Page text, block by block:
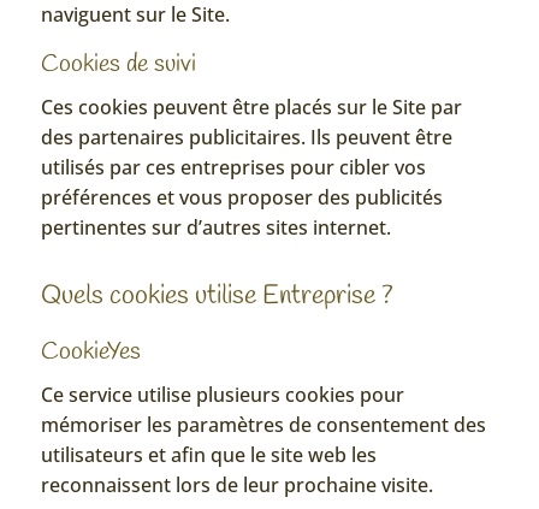
naviguent sur le Site.
Cookies de suivi
Ces cookies peuvent être placés sur le Site par
des partenaires publicitaires. Ils peuvent être
utilisés par ces entreprises pour cibler vos
préférences et vous proposer des publicités
pertinentes sur d’autres sites internet.
Quels cookies utilise Entreprise ?
CookieYes
Ce service utilise plusieurs cookies pour
mémoriser les paramètres de consentement des
utilisateurs et afin que le site web les
reconnaissent lors de leur prochaine visite.